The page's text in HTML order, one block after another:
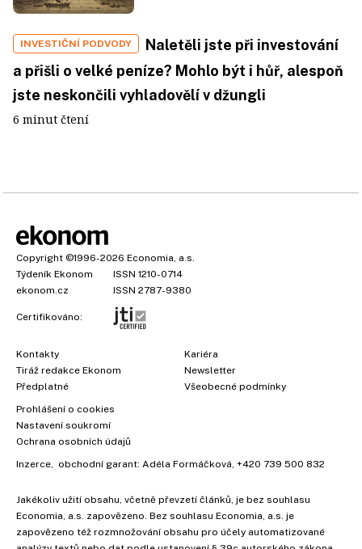
INVESTIČNÍ PODVODY
Naletěli jste při investování
a přišli o velké peníze? Mohlo být i hůř, alespoň
jste neskončili vyhladovělí v džungli
6 minut čtení
Copyright ©1996-2026 Economia, a.s.
Týdeník Ekonom
ISSN 1210-0714
ekonom.cz
ISSN 2787-9380
Certifikováno:
Kontakty
Tiráž redakce Ekonom
Předplatné
Kariéra
Newsletter
Všeobecné podmínky
Prohlášení o cookies
Nastavení soukromí
Ochrana osobních údajů
Inzerce , obchodní garant: Adéla Formáčková +420 739 500 832
Jakékoliv užití obsahu, včetně převzetí článků, je bez souhlasu
Economia, a.s. zapovězeno. Bez souhlasu Economia, a.s. je
zapovězeno též rozmnožování obsahu pro účely automatizované